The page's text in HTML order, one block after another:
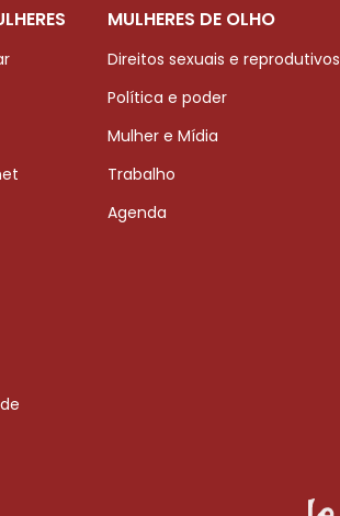
MULHERES DE OLHO
Direitos sexuais e reprodutivos
Política e poder
Mulher e Mídia
Trabalho
Agenda